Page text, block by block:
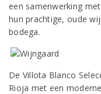
een samenwerking
hun prachtige, oude
bodega.
De Villota Blanco
Rioja met een